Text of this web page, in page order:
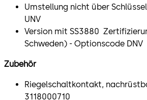
Umstellung nicht über
UNV
Version mit SS3880
Schweden) - Optionscode DNV
Zubehör
Riegelschaltkontakt,
3118000710